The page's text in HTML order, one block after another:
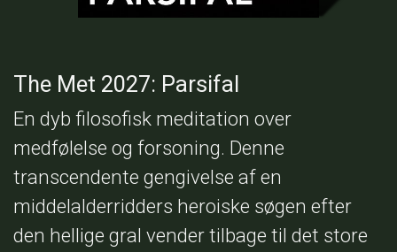
The Met 2027: Parsifal
En dyb filosofisk meditation over
medfølelse og forsoning. Denne
transcendente gengivelse af en
middelalderridders heroiske søgen efter
den hellige gral vender tilbage til det store